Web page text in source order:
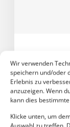
Wir verwenden
speichern und/oder
Erlebnis zu
anzuzeigen. Wenn
kann dies
Klicke unten, um